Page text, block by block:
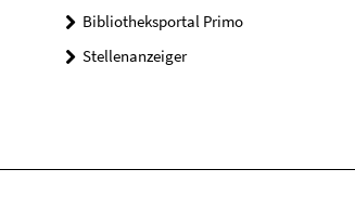
Bibliotheksportal Primo
Stellenanzeiger